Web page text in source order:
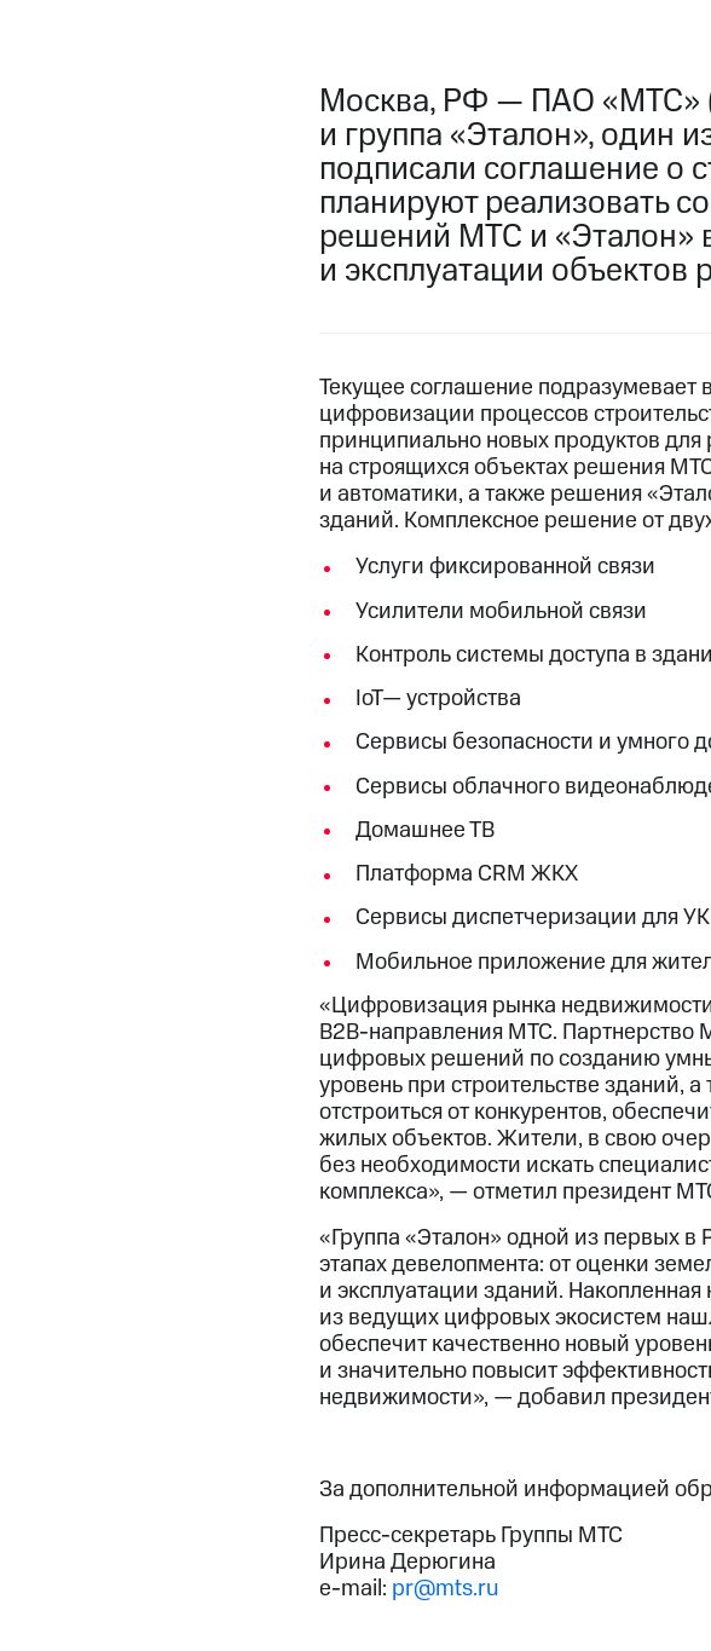
Москва, РФ — ПАО «МТС»
и группа «Эталон», один
подписали соглашение о
планируют реализовать
решений МТС и «Эталон»
и эксплуатации
Текущее соглашение
цифровизации процессов
принципиально новых продуктов
на строящихся объектах решения
и автоматики, а также решения
зданий. Комплексное решение от
Услуги фиксированной связи
Усилители мобильной связи
Контроль системы доступа в
IoT— устройства
Сервисы безопасности и умного
Сервисы облачного
Домашнее ТВ
Платформа CRM ЖКХ
Сервисы диспетчеризации для
Мобильное приложение для
«Цифровизация рынка
B2B-направления МТС. Партнерство
цифровых решений по созданию
уровень при строительстве зданий,
отстроиться от конкурентов,
жилых объектов. Жители, в свою
без необходимости искать
комплекса», — отметил президент
«Группа «Эталон» одной из первых
этапах девелопмента: от оценки
и эксплуатации зданий.
из ведущих цифровых экосистем
обеспечит качественно новый
и значительно повысит
недвижимости», — добавил
За дополнительной информацией
Пресс-секретарь Группы МТС
Ирина Дерюгина
e-mail: pr@mts.ru